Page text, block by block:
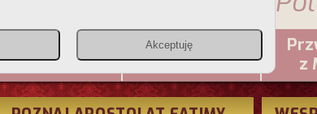
Christiana
PCh24.pl
z
Akceptuję